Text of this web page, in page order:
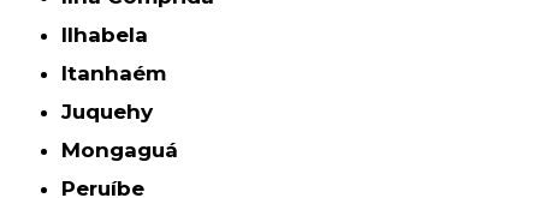
Ilhabela
Itanhaém
Juquehy
Mongaguá
Peruíbe